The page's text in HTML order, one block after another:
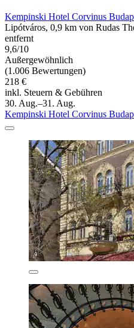
Kempinski Hotel Corvinus
Lipótváros, 0,9 km von Rudas
entfernt
9,6/10
Außergewöhnlich
(1.006 Bewertungen)
218 €
inkl. Steuern & Gebühren
30. Aug.–31. Aug.
Kempinski Hotel Corvinus